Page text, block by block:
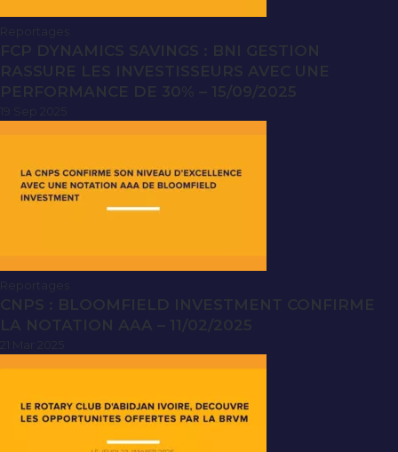
FCP DYNAMICS SAVINGS : BNI GESTION
RASSURE LES INVESTISSEURS AVEC UNE
PERFORMANCE DE 30% – 15/09/2025
CNPS : BLOOMFIELD INVESTMENT CONFIRME
LA NOTATION AAA – 11/02/2025